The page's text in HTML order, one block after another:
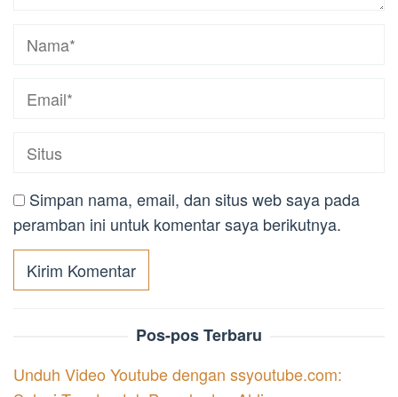
Simpan nama, email, dan situs web saya pada
peramban ini untuk komentar saya berikutnya.
Pos-pos Terbaru
Unduh Video Youtube dengan ssyoutube.com: